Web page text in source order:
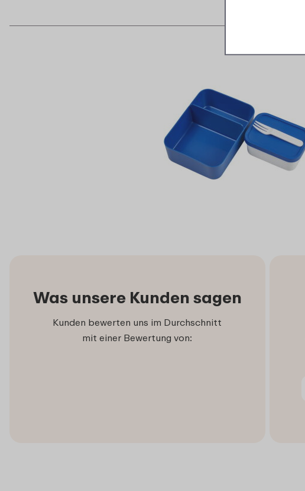
Was unsere Kunden sagen
Kunden bewerten uns im Durchschnitt
mit einer Bewertung von: